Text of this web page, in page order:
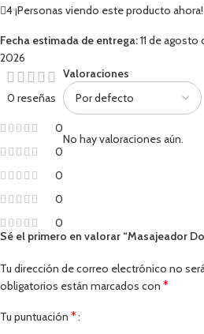
4¡Personas viendo este producto ahora!
Fecha estimada de entrega:11 de
2026
0 reseñas
0
0
0
0
0
Valoraciones
No hay valoraciones aún.
Sé el primero en valorar “Masajeador
Tu dirección de correo electrónico no
obligatorios están marcados con *
Tu puntuación *